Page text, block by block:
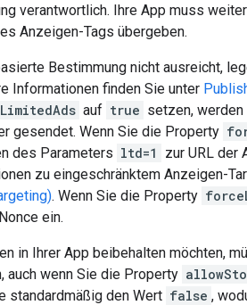
verantwortlich. Ihre App muss
Anzeigen-Tags übergeben.
Bestimmung nicht ausreicht,
Informationen finden Sie unter
auf true setzen, werden
gesendet. Wenn Sie die Property
des Parameters ltd=1
zur URL der
zu eingeschränktem Anzeigen-
. Wenn Sie die Property
ein.
in Ihrer App beibehalten möchten,
auch wenn Sie die Property
standardmäßig den Wert false ,